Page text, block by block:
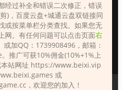
人物（Looks）
经过补全和错误二次修正，错误
)，百度云盘+城通云盘双链接同
或按菜单栏分类查找。如果您无
网。有任何问题可以点击页面右
或加QQ：1739908496，邮箱：
。推广可获10%佣金(10%+1%上
本站网址 https://www.beixi.vip
或
，欢迎您的加入！